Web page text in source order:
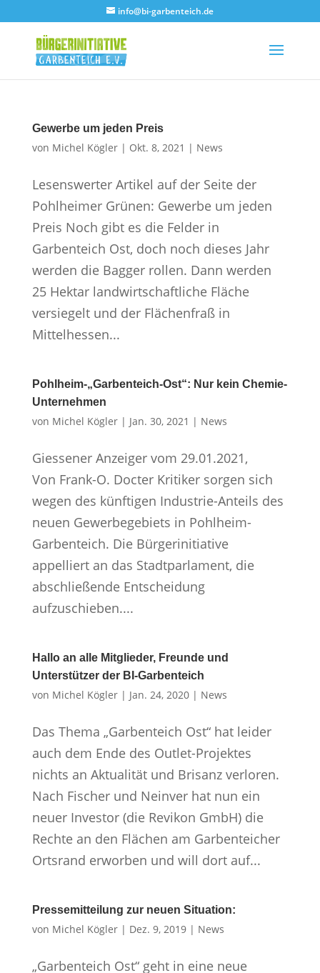
info@bi-garbenteich.de
Gewerbe um jeden Preis
von Michel Kögler| Okt. 8, 2021 | News
Lesenswerter Artikel auf der Seite der
Pohlheimer Grünen: Gewerbe um jeden
Preis Noch gibt es die Felder in
Garbenteich Ost, doch noch dieses Jahr
werden die Bagger rollen. Dann werden
25 Hektar landwirtschaftliche Fläche
versiegelt und der Flächenfraß in
Mittelhessen...
Pohlheim-„Garbenteich-Ost“: Nur kein Chemie-
Unternehmen
von Michel Kögler| Jan. 30, 2021 | News
Giessener Anzeiger vom 29.01.2021,
Von Frank-O. Docter Kritiker sorgen sich
wegen des künftigen Industrie-Anteils des
neuen Gewerbegebiets in Pohlheim-
Garbenteich. Die Bürgerinitiative
appelliert an das Stadtparlament, die
abschließende Entscheidung
aufzuschieben....
Hallo an alle Mitglieder, Freunde und
Unterstützer der BI-Garbenteich
von Michel Kögler| Jan. 24, 2020| News
Das Thema „Garbenteich Ost“ hat leider
auch dem Ende des Outlet-Projektes
nichts an Aktualität und Brisanz verloren.
Nach Fischer und Neinver hat nun ein
neuer Investor (die Revikon GmbH) die
Rechte an den Flächen am Garbenteicher
Ortsrand erworben und will dort auf...
Pressemitteilung zur neuen Situation:
von Michel Kögler| Dez. 9, 2019| News
„Garbenteich Ost“ geht in eine neue